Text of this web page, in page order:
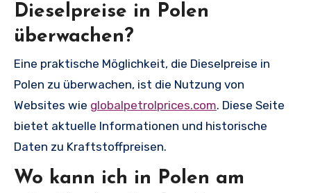
Dieselpreise in Polen
überwachen?
Eine praktische Möglichkeit, die Dieselpreise in
Polen zu überwachen, ist die Nutzung von
Websites wie globalpetrolprices.com. Diese Seite
bietet aktuelle Informationen und historische
Daten zu Kraftstoffpreisen.
Wo kann ich in Polen am